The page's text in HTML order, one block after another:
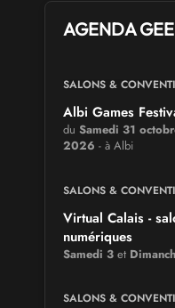
AGENDA
SALONS &
Albi Games
du Samedi 31
2026 - à Albi
SALONS &
Virtual Calais -
numériques
Samedi 3 et
SALONS &